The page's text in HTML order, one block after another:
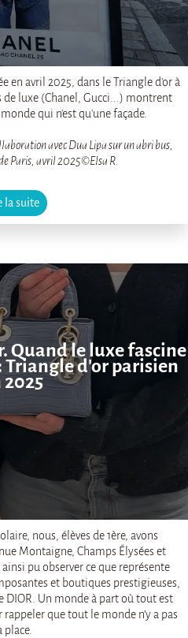
en avril 2025, dans le Triangle d'or à
de luxe (Chanel, Gucci...) montrent
qui n'est qu'une façade.
avec Dua Lipa sur un abri bus,
Paris, avril 2025©Elsa R.
la suite
Quand le luxe fascine
d'or parisien
2025
nous, élèves de 1ère, avons
Montaigne, Champs Élysées et
pu observer ce que représente
et boutiques prestigieuses,
DIOR. Un monde à part où tout est
que tout le monde n’y a pas
place.